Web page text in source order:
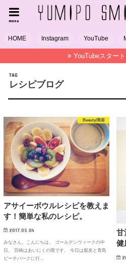
menu
HOME Instagram YouTube
YouTubeスタート
TAG
レシピブログ
Beauty/美容
アサイーボウルレシピを教えま
す！簡単な私のレシピ。
2017.05.04
みなさん、こんにちは。 ゴールデンウィークの中
日。 宮崎はあいにくの雨です。 今日は親友と青島
ビーチパークに行…
甘
健